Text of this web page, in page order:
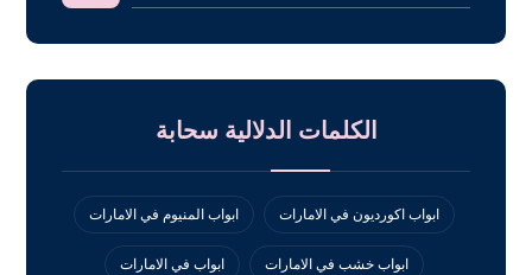
الكلمات الدلالية سحابة
ابواب اكورديون في الامارات ابواب المنيوم في الامارات
ابواب خشب في الامارات ابواب في الامارات